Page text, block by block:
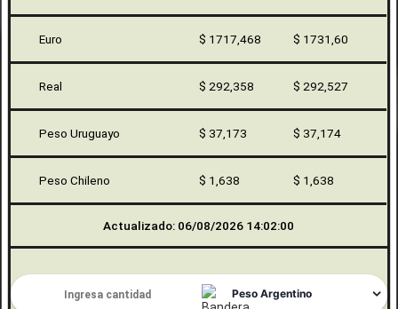
Euro $ 1717,468 $ 1731,60
Real $ 292,358 $ 292,527
Peso Uruguayo $ 37,173 $ 37,174
Peso Chileno $ 1,638 $ 1,638
Actualizado: 06/08/2026 14:02:00